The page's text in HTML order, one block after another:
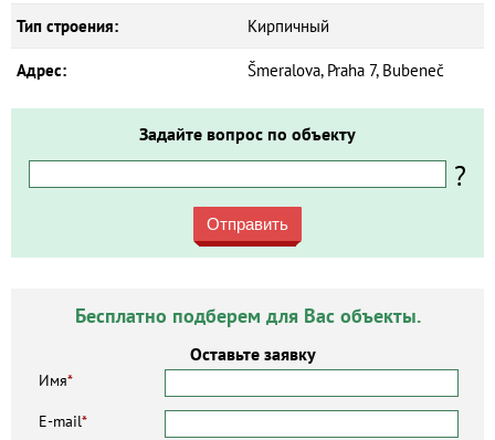
Тип строения: Кирпичный
Адрес: Šmeralova, Praha 7, Bubeneč
Задайте вопрос по объекту
?
Отправить
Бесплатно подберем для Вас объекты.
Оставьте заявку
Имя*
E-mail*